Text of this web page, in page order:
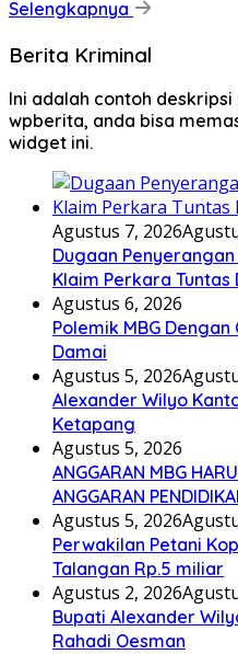
Selengkapnya
Berita Kriminal
Ini adalah contoh
wpberita, anda bisa
widget ini.
Agustus 7, 2026
Dugaan
Klaim Perkara Tuntas
Agustus 6, 2026
Polemik MBG
Damai
Agustus 5, 2026
Alexander Wilyo
Ketapang
Agustus 5, 2026
ANGGARAN MBG
ANGGARAN
Agustus 5, 2026
Perwakilan Petani
Talangan Rp.5 miliar
Agustus 2, 2026
Bupati Alexander
Rahadi Oesman